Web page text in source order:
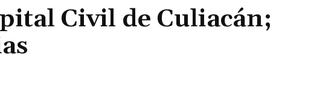
Civil de Culiacán;